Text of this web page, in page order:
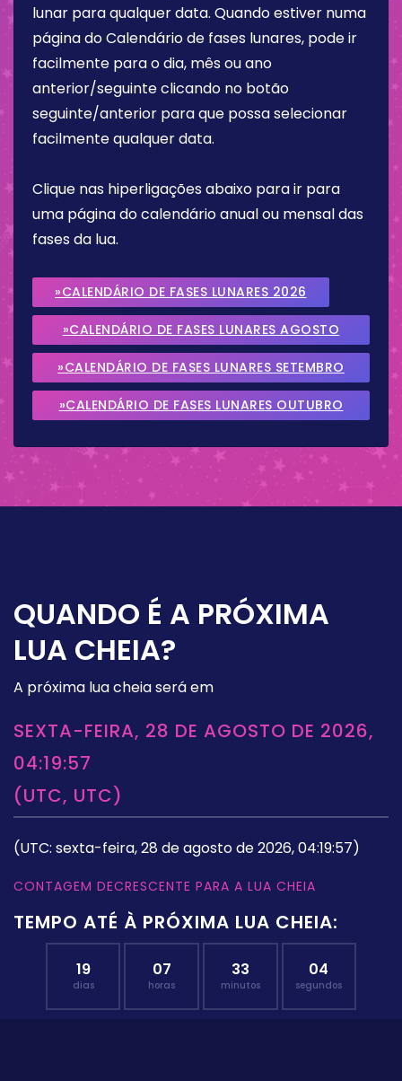
lunar para qualquer data. Quando estiver numa
página do Calendário de fases lunares, pode ir
facilmente para o dia, mês ou ano
anterior/seguinte clicando no botão
seguinte/anterior para que possa selecionar
facilmente qualquer data.
Clique nas hiperligações abaixo para ir para
uma página do calendário anual ou mensal das
fases da lua.
»CALENDÁRIO DE FASES LUNARES 2026
»CALENDÁRIO DE FASES LUNARES AGOSTO
2026
»CALENDÁRIO DE FASES LUNARES SETEMBRO
2026
»CALENDÁRIO DE FASES LUNARES OUTUBRO
QUANDO É A PRÓXIMA
LUA CHEIA?
A próxima lua cheia será em
SEXTA-FEIRA, 28 DE AGOSTO DE 2026,
04:19:57
(UTC, UTC)
(UTC: sexta-feira, 28 de agosto de 2026, 04:19:57)
CONTAGEM DECRESCENTE PARA A LUA CHEIA
TEMPO ATÉ À PRÓXIMA LUA CHEIA:
19
dias
07
horas
33
minutos
03
segundos